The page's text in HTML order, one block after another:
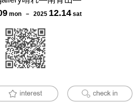
mon－ 2025 12.14 sat